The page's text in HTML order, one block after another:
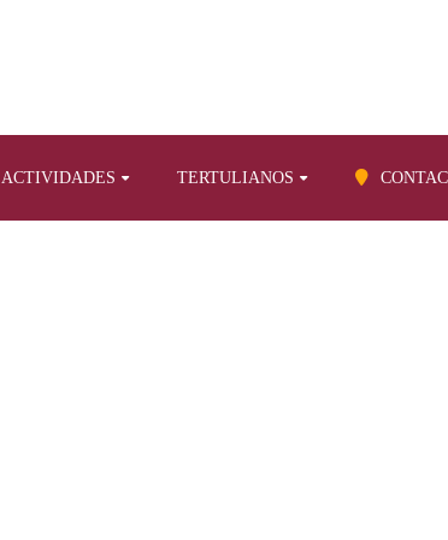
ACTIVIDADES TERTULIANOS